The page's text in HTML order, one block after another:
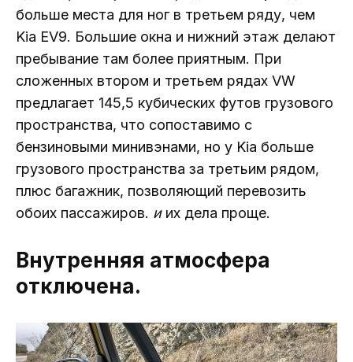
больше места для ног в третьем ряду, чем
Kia EV9. Большие окна и нижний этаж делают
пребывание там более приятным. При
сложенных втором и третьем рядах VW
предлагает 145,5 кубических футов грузового
пространства, что сопоставимо с
бензиновыми минивэнами, но у Kia больше
грузового пространства за третьим рядом,
плюс багажник, позволяющий перевозить
обоих пассажиров. иих дела проще.
Внутренняя атмосфера
отключена.